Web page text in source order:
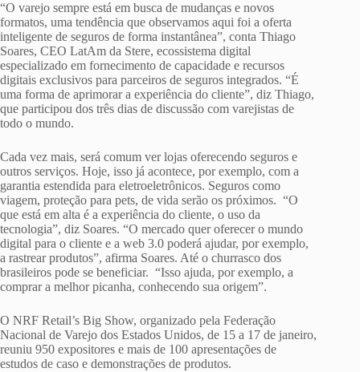
“O varejo sempre está em busca de mudanças e novos
formatos, uma tendência que observamos aqui foi a oferta
inteligente de seguros de forma instantânea”, conta Thiago
Soares, CEO LatAm da Stere, ecossistema digital
especializado em fornecimento de capacidade e recursos
digitais exclusivos para parceiros de seguros integrados. “É
uma forma de aprimorar a experiência do cliente”, diz Thiago,
que participou dos três dias de discussão com varejistas de
todo o mundo.
Cada vez mais, será comum ver lojas oferecendo seguros e
outros serviços. Hoje, isso já acontece, por exemplo, com a
garantia estendida para eletroeletrônicos. Seguros como
viagem, proteção para pets, de vida serão os próximos. “O
que está em alta é a experiência do cliente, o uso da
tecnologia”, diz Soares. “O mercado quer oferecer o mundo
digital para o cliente e a web 3.0 poderá ajudar, por exemplo,
a rastrear produtos”, afirma Soares. Até o churrasco dos
brasileiros pode se beneficiar. “Isso ajuda, por exemplo, a
comprar a melhor picanha, conhecendo sua origem”.
O NRF Retail’s Big Show, organizado pela Federação
Nacional de Varejo dos Estados Unidos, de 15 a 17 de janeiro,
reuniu 950 expositores e mais de 100 apresentações de
estudos de caso e demonstrações de produtos.